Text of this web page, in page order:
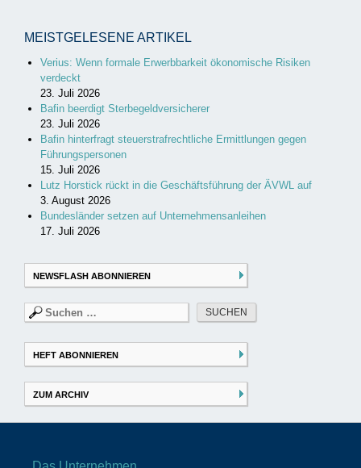
MEISTGELESENE ARTIKEL
Verius: Wenn formale Erwerbbarkeit ökonomische Risiken
verdeckt
23. Juli 2026
Bafin beerdigt Sterbegeldversicherer
23. Juli 2026
Bafin hinterfragt steuerstrafrechtliche Ermittlungen gegen
Führungspersonen
15. Juli 2026
Lutz Horstick rückt in die Geschäftsführung der ÄVWL auf
3. August 2026
Bundesländer setzen auf Unternehmensanleihen
17. Juli 2026
NEWSFLASH ABONNIEREN
Suchen
nach:
HEFT ABONNIEREN
ZUM ARCHIV